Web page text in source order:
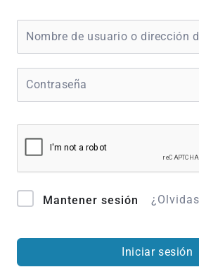
Mantener sesión
Iniciar sesión